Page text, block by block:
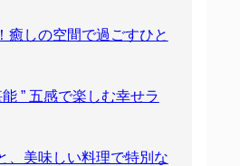
癒しの空間で過ごすひと
” 五感で楽しむ幸せラ
、美味しい料理で特別な